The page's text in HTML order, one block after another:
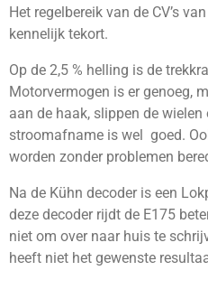
Het regelbereik van de CV’s
kennelijk tekort.
Op de 2,5 % helling is de
Motorvermogen is er genoeg,
aan de haak, slippen de
stroomafname is wel goed.
worden zonder problemen
Na de Kühn decoder is een
deze decoder rijdt de E175
niet om over naar huis te
heeft niet het gewenste